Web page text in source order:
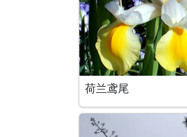
荷兰鸢尾